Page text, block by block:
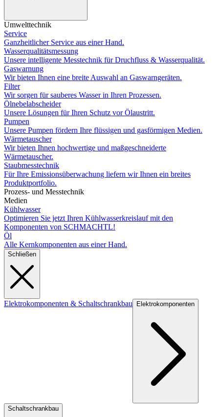
Umwelttechnik
Service
Ganzheitlicher Service aus einer Hand.
Wasserqualitätsmessung
Unsere intelligente Messtechnik für Druchfluss & Wasserqualität.
Gaswarnung
Wir bieten Ihnen eine breite Auswahl an Gaswarngeräten.
Filter
Wir sorgen für sauberes Wasser in Ihren Prozessen.
Ölnebelabscheider
Unsere Lösungen für Ihren Schutz vor Ölaustritt.
Pumpen
Unsere Pumpen fördern Ihre flüssigen und gasförmigen Medien.
Wärmetauscher
Wir bieten Ihnen hochwertige und maßgeschneiderte
Wärmetauscher.
Staubmesstechnik
Für Ihre Emissionsüberwachung liefern wir Ihnen ein breites
Produktportfolio.
Prozess- und Messtechnik
Medien
Kühlwasser
Optimieren Sie jetzt Ihren Kühlwasserkreislauf mit den
Komponenten von SCHMACHTL!
Öl
Alle Kernkomponenten aus einer Hand.
Schließen
Elektrokomponenten & Schaltschrankbau Elektrokomponenten
Schaltschrankbau